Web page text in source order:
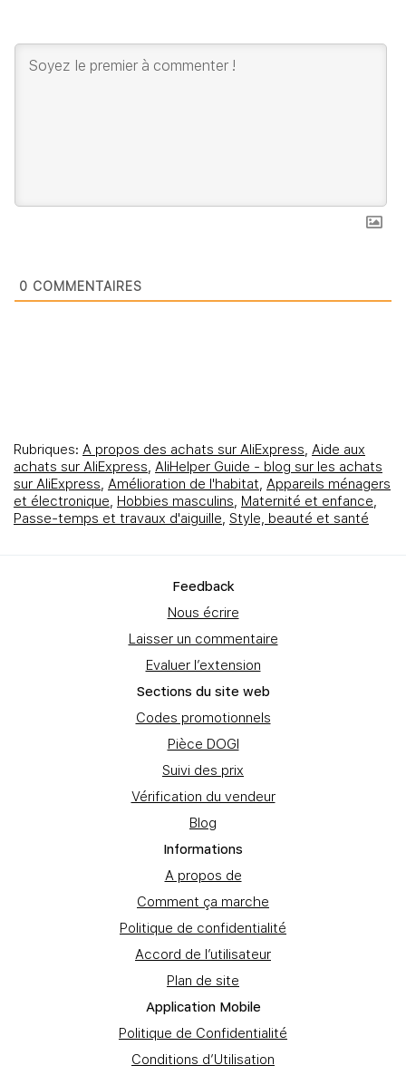
0 COMMENTAIRES
Rubriques: A propos des achats sur AliExpress, Aide aux
achats sur AliExpress, AliHelper Guide - blog sur les achats
sur AliExpress, Amélioration de l'habitat, Appareils ménagers
et électronique, Hobbies masculins, Maternité et enfance,
Passe-temps et travaux d'aiguille, Style, beauté et santé
Feedbаck
Nous écrire
Laisser un commentaire
Evaluer l’extension
Sections du site web
Codes promotionnels
Pièce DOGI
Suivi des prix
Vérification du vendeur
Blog
Informations
A propos de
Comment ça marche
Politique de confidentialité
Accord de l’utilisateur
Plan de site
Application Mobile
Politique de Confidentialité
Conditions d’Utilisation